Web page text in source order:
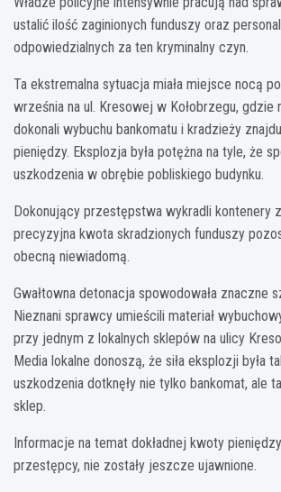
ustalić ilość zaginionych funduszy oraz
odpowiedzialnych za ten kryminalny czyn.
Ta ekstremalna sytuacja miała miejsce nocą
września na ul. Kresowej w Kołobrzegu, gdzie
dokonali wybuchu bankomatu i kradzieży
pieniędzy. Eksplozja była potężna na tyle, że
uszkodzenia w obrębie pobliskiego budynku.
Dokonujący przestępstwa wykradli kontenery
precyzyjna kwota skradzionych funduszy
obecną niewiadomą.
Gwałtowna detonacja spowodowała znaczne
Nieznani sprawcy umieścili materiał
przy jednym z lokalnych sklepów na ulicy
Media lokalne donoszą, że siła eksplozji była
uszkodzenia dotknęły nie tylko bankomat, ale
sklep.
Informacje na temat dokładnej kwoty
przestępcy, nie zostały jeszcze ujawnione.